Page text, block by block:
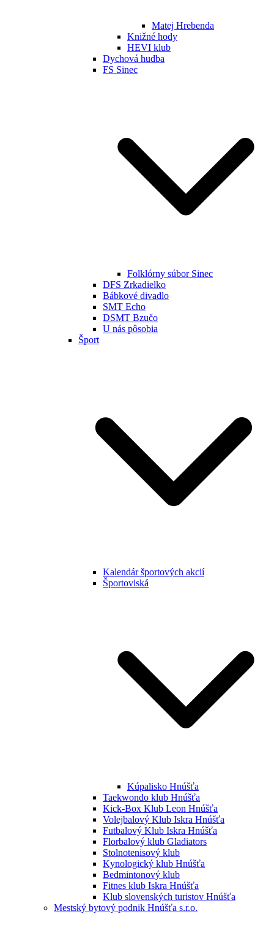
Matej Hrebenda
Knižné hody
HEVI klub
Dychová hudba
FS Sinec
Folklórny súbor Sinec
DFS Zrkadielko
Bábkové divadlo
SMT Echo
DSMT Bzučo
U nás pôsobia
Šport
Kalendár športových akcií
Športoviská
Kúpalisko Hnúšťa
Taekwondo klub Hnúšťa
Kick-Box Klub Leon Hnúšťa
Volejbalový Klub Iskra Hnúšťa
Futbalový Klub Iskra Hnúšťa
Florbalový klub Gladiators
Stolnotenisový klub
Kynologický klub Hnúšťa
Bedmintonový klub
Fitnes klub Iskra Hnúšťa
Klub slovenských turistov Hnúšťa
Mestský bytový podnik Hnúšťa s.r.o.